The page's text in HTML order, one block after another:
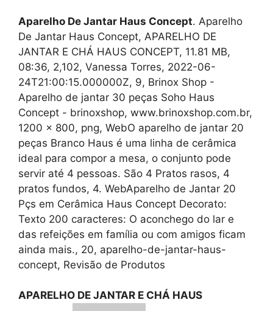
Aparelho De Jantar Haus Concept. Aparelho
De Jantar Haus Concept, APARELHO DE
JANTAR E CHÁ HAUS CONCEPT, 11.81 MB,
08:36, 2,102, Vanessa Torres, 2022-06-
24T21:00:15.000000Z, 9, Brinox Shop -
Aparelho de jantar 30 peças Soho Haus
Concept - brinoxshop, www.brinoxshop.com.br,
1200 x 800, png, WebO aparelho de jantar 20
peças Branco Haus é uma linha de cerâmica
ideal para compor a mesa, o conjunto pode
servir até 4 pessoas. São 4 Pratos rasos, 4
pratos fundos, 4. WebAparelho de Jantar 20
Pçs em Cerâmica Haus Concept Decorato:
Texto 200 caracteres: O aconchego do lar e
das refeições em família ou com amigos ficam
ainda mais., 20, aparelho-de-jantar-haus-
concept, Revisão de Produtos
APARELHO DE JANTAR E CHÁ HAUS